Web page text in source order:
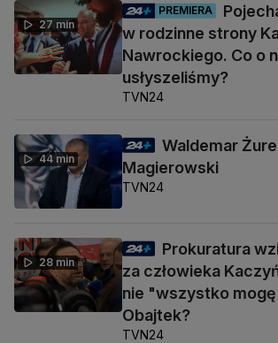
27 min
PREMIERA
w rodzinne strony
Nawrockiego. Co o
usłyszeliśmy?
TVN24
44 min
Waldemar
Magierowski
TVN24
28 min
Prokuratura
za człowieka
nie "wszystko
Obajtek?
TVN24